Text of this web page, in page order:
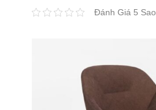
Đánh Giá 5 Sao